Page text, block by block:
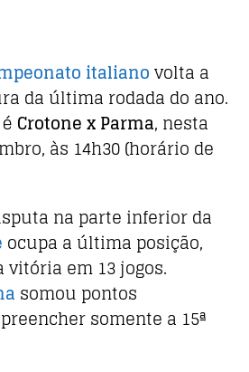
italianovolta a
da última rodada do ano.
Crotone x Parma, nesta
às 14h30 (horário de
na parte inferior da
ocupa a última posição,
em 13 jogos.
somou pontos
somente a 15ª